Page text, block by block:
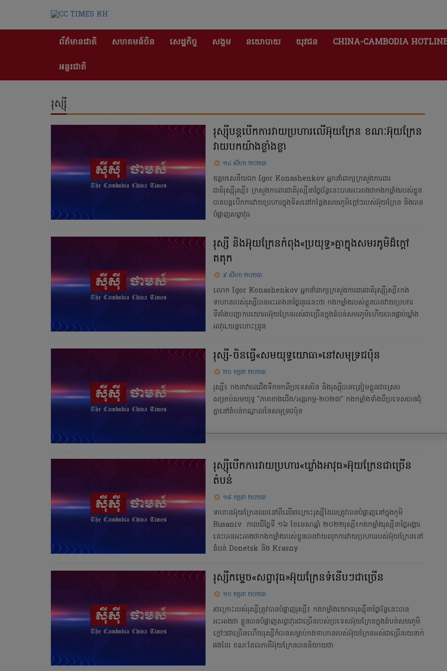
ព័ត៌មានជាតិ សហគមន៍ចិន សេដ្ឋកិច្ច សង្គម នយោបាយ យុវជន CHINA-CAMBODIA
អន្តរជាតិ
រុស្ស៊ី
រុស្ស៊ីបន្តបើកការវាយប្រហារលើអ៊ុយក្រែន ខណៈអ៊ុយក្រែន
វាយបកយ៉ាងខ្លាំងខ្លា
១៤ សីហា ២០២៣
ឧត្តមសេនីយឯក Igor Konashenkov អ្នកនាំពាក្យក្រសួងការពារ
ជាតិរុស្ស៊ីរុស្សី៖ ក្រសួងការពារជាតិរុស្ស៊ីនាថ្ងៃច័ន្ទនេះបានអះអាងថាកងកម្លាំងរបស់ខ្លួន
បានបន្តបើកការវាយប្រហារក្នុងទិសដៅកន្លែងសមរភូមិក្តៅៗរបស់អ៊ុយក្រែន និងបាន
បំផ្លាញសព្វាវុធ
រុស្សី និងអ៊ុយក្រែនកំពុង«ប្រយុទ្ធ»គ្នាក្នុងសមរភូមិដ៏ក្តៅ
គគុក
៩ សីហា ២០២៣
លោក Igor Konashenkov អ្នកនាំពាក្យក្រសួងការពារជាតិរុស្ស៊ីរុស្សី៖កង
ទាហានរបស់រុស្សីបានអះអាងនាថ្ងៃពុធនេះថា កងកម្លាំងរបស់ខ្លួនបានវាយប្រហារ
ទីតាំងបញ្ជាការយោធាអ៊ុយក្រែនអស់ជាច្រើនក្នុងតំបន់សមរភូមិហើយបានផ្តាច់ឃ្លាំង
អាវុធ,យន្តហោះដ្រូន
រុស្សី-ចិនធ្វើ«សមយុទ្ធយោធា»នៅសមុទ្រជប៉ុន
២០ កក្កដា ២០២៣
រុស្សី៖ កងនាវាចរជើងទឹកមកពីប្រទេសចិន និងរុស្ស៊ីបានត្រៀមខ្លួនជាស្រេច
សម្រាប់សមយុទ្ធ "ភាគខាងជើង/អន្តរកម្ម-២០២៣" កងកម្លាំងទាំងពីប្រទេសបានជុំ
គ្នានៅតំបន់កណ្តាលនៃសមុទ្រជប៉ុន
រុស្ស៊ីបើកការវាយប្រហារ«ឃ្លាំងអាវុធ»អ៊ុយក្រែនជាច្រើន
តំបន់
១៨ កក្កដា ២០២៣
ទាហានអ៊ុយក្រែនឈរនៅពីលើរថក្រោះរុស្ស៊ីដែលត្រូវបានបំផ្លាញនៅក្នុងភូមិ
Rusaniv កាលពីថ្ងៃទី ១៦ ខែមេសាឆ្នាំ ២០២២រុស្សី៖កងកម្លាំងរុស្ស៊ីនាថ្ងៃអង្គារ
នេះបានអះអាងថាកងកម្លាំងរបស់ខ្លួនបានវាយលុកការវាយប្រហាររបស់អ៊ុយក្រែននៅ
តំបន់ Donetsk និង Krasny
រុស្សីកម្ទេច«សព្វាវុធ»អ៊ុយក្រែនទំនើបៗជាច្រើន
១០ កក្កដា ២០២៣
រថក្រោះរបស់រុស្សីត្រូវបានបំផ្លាញរុស្សី៖ កងកម្លាំងយោធារុស្ស៊ីនាថ្ងៃច័ន្ទនេះបាន
អះអាងថា ខ្លួនបានបំផ្លាញសព្វាវុធជាច្រើនរបស់ប្រទេសអ៊ុយក្រែនក្នុងតំបន់សមរភូមិ
ក្តៅៗជាច្រើនហើយរុស្សីក៏បានសម្លាប់កងទាហានរបស់អ៊ុយក្រែនអស់ជាច្រើនរយនាក់
ផងដែរ ខណៈដែលភាគីអ៊ុយក្រែនបាននិយាយថា